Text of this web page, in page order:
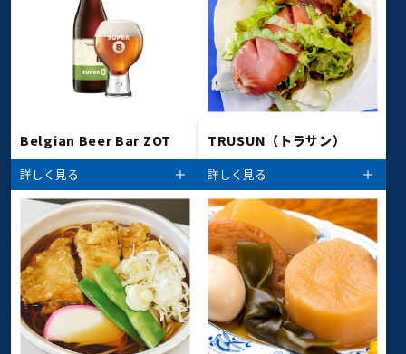
Belgian Beer Bar ZOT
詳しく見る
TRUSUN（トラサン）
詳しく見る